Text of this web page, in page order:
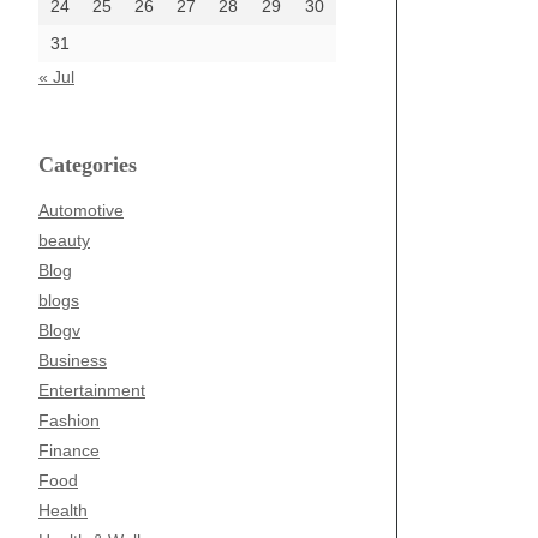
24
25 26 27 28 29
30
31
« Jul
Categories
Automotive
beauty
Blog
blogs
Blogv
Business
Entertainment
Fashion
Finance
Food
Health